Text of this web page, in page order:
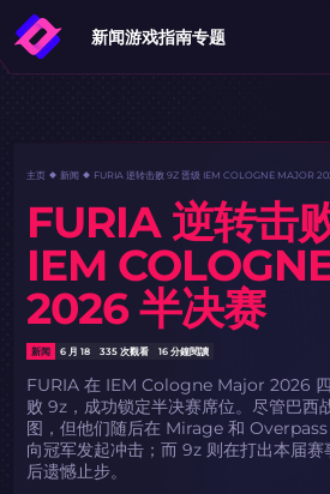
新闻游戏指南专题
主页 新闻 FURIA 逆转击败 9Z 晋级 IEM COLOGNE MAJOR
FURIA 逆转击
IEM
2026 半决赛
新闻 6 月 18 335 次觀看 16 分鐘閱讀
FURIA 在 IEM Cologne Major 2026 四
败 9z，成功锁定半决赛席位。尽管巴西
图，但他们随后在 Mirage 和
向冠军发起冲击；而 9z 则在打出本届
后遗憾止步。